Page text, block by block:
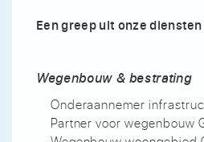
Een greep uit onze diensten
Wegenbouw & bestrating
Onderaannemer
Partner voor wegenbouw